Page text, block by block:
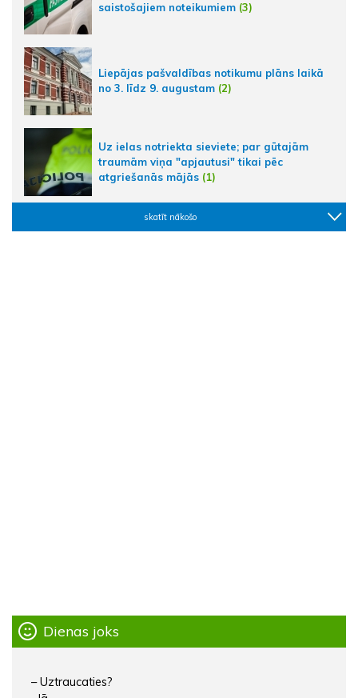
saistošajiem noteikumiem (3)
Liepājas pašvaldības notikumu plāns laikā
no 3. līdz 9. augustam (2)
Uz ielas notriekta sieviete; par gūtajām
traumām viņa "apjautusi" tikai pēc
atgriešanās mājās (1)
skatīt nākošo
Dienas joks
– Uztraucaties?